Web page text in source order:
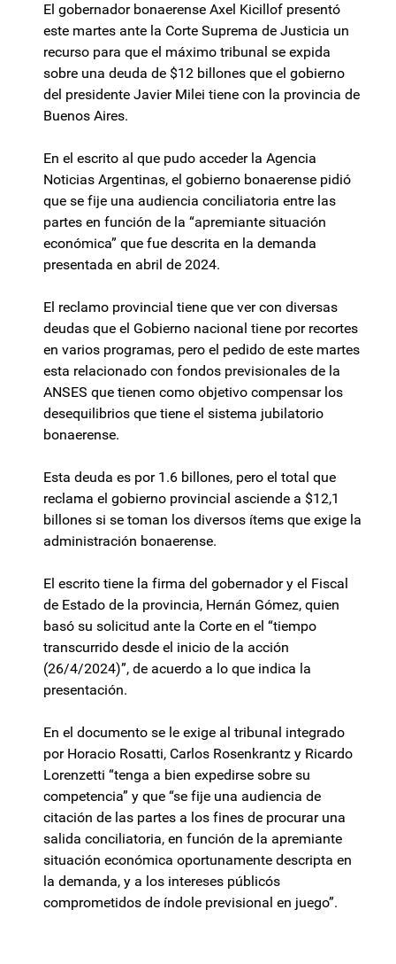
El gobernador bonaerense Axel Kicillof presentó
este martes ante la Corte Suprema de Justicia un
recurso para que el máximo tribunal se expida
sobre una deuda de $12 billones que el gobierno
del presidente Javier Milei tiene con la provincia de
Buenos Aires.
En el escrito al que pudo acceder la Agencia
Noticias Argentinas, el gobierno bonaerense pidió
que se fije una audiencia conciliatoria entre las
partes en función de la “apremiante situación
económica” que fue descrita en la demanda
presentada en abril de 2024.
El reclamo provincial tiene que ver con diversas
deudas que el Gobierno nacional tiene por recortes
en varios programas, pero el pedido de este martes
esta relacionado con fondos previsionales de la
ANSES que tienen como objetivo compensar los
desequilibrios que tiene el sistema jubilatorio
bonaerense.
Esta deuda es por 1.6 billones, pero el total que
reclama el gobierno provincial asciende a $12,1
billones si se toman los diversos ítems que exige la
administración bonaerense.
El escrito tiene la firma del gobernador y el Fiscal
de Estado de la provincia, Hernán Gómez, quien
basó su solicitud ante la Corte en el “tiempo
transcurrido desde el inicio de la acción
(26/4/2024)”, de acuerdo a lo que indica la
presentación.
En el documento se le exige al tribunal integrado
por Horacio Rosatti, Carlos Rosenkrantz y Ricardo
Lorenzetti “tenga a bien expedirse sobre su
competencia” y que “se fije una audiencia de
citación de las partes a los fines de procurar una
salida conciliatoria, en función de la apremiante
situación económica oportunamente descripta en
la demanda, y a los intereses públicós
comprometidos de índole previsional en juego”.